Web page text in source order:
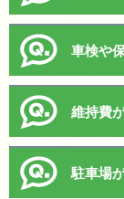
車検や
維持費
駐車場